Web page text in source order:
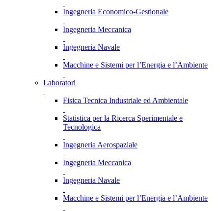
Ingegneria Economico-Gestionale
Ingegneria Meccanica
Ingegneria Navale
Macchine e Sistemi per l’Energia e l’Ambiente
Laboratori
Fisica Tecnica Industriale ed Ambientale
Statistica per la Ricerca Sperimentale e
Tecnologica
Ingegneria Aerospaziale
Ingegneria Meccanica
Ingegneria Navale
Macchine e Sistemi per l’Energia e l’Ambiente